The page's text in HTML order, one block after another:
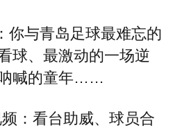
你与青岛足球最难忘的
、最激动的一场逆
喊的童年……
：看台助威、球员合